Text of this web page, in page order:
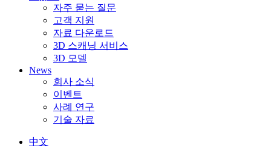
자주 묻는 질문
고객 지원
자료 다운로드
3D 스캐닝 서비스
3D 모델
News
회사 소식
이벤트
사례 연구
기술 자료
中文